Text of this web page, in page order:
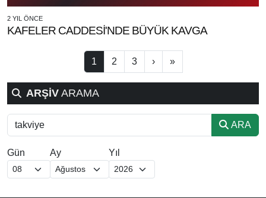
2 YIL ÖNCE
KAFELER CADDESİ'NDE BÜYÜK KAVGA
1 2 3 › »
ARŞİV ARAMA
ARA
Gün Ay Yıl